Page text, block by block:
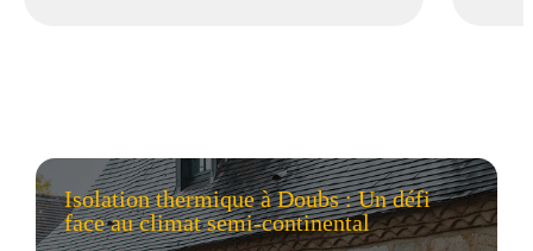
Isolation thermique à Doubs : Un défi
face au climat semi-continental